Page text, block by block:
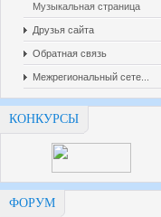
Музыкальная страница
Друзья сайта
Обратная связь
Межрегиональный сете...
КОНКУРСЫ
ФОРУМ